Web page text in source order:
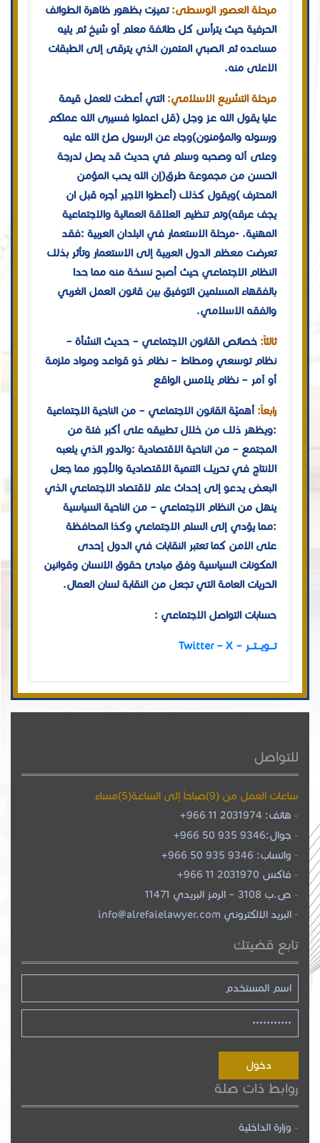
مرحلة العصور الوسطى: تميزت بظهور ظاهرة الطوائف
الحرفية حيث يترأس كل طائفة معلم أو شيخ ثم يليه
مساعده ثم الصبي المتمرن الذي يترقى إلى الطبقات
الاعلى منه.
مرحلة التشريع الاسلامي: التي أعطت للعمل قيمة
عليا يقول الله عز وجل (قل اعملوا فسيرى الله عملكم
ورسوله والمؤمنون)وجاء عن الرسول صلّ الله عليه
وعلى آله وصحبه وسلم في حديث قد يصل لدرجة
الحسن من مجموعة طرق(إن الله يحب المؤمن
المحترف )ويقول كذلك (أعطوا الاجير أجره قبل ان
يجف عرقه)وتم تنظيم العلاقة العمالية والاجتماعية
المهنية. -مرحلة الاستعمار في البلدان العربية :فقد
تعرضت معظم الدول العربية إلى الاستعمار وتأثر بذلك
النظام الاجتماعي حيث أصبح نسخة منه مما حدا
بالفقهاء المسلمين التوفيق بين قانون العمل الغربي
والفقه الاسلامي.
ثالثاً: خصائص القانون الاجتماعي – حديث النشأة –
نظام توسعي ومطاط – نظام ذو قواعد ومواد ملزمة
أو آمر – نظام يلامس الواقع
رابعاً: أهميّة القانون الاجتماعي – من الناحية الاجتماعية
:ويظهر ذلك من خلال تطبيقه على أكبر فئة من
المجتمع – من الناحية الاقتصادية :والدور الذي يلعبه
الانتاج في تحريك التنمية الاقتصادية والأجور مما جعل
البعض يدعو إلى إحداث علم لاقتصاد الاجتماعي الذي
ينهل من النظام الاجتماعي – من الناحية السياسية
:مما يؤدي إلى السلم الاجتماعي وكذا المحافظة
على الامن كما تعتبر النقابات في الدول إحدى
المكونات السياسية وفق مبادئ حقوق الانسان وقوانين
الحريات العامة التي تجعل من النقابة لسان العمال.
حسابات التواصل الإجتماعي :
تـــويـــتـــر – Twitter – X
للتواصل
ساعات العمل من (9)صباحاً إلى الساعة(5)مساءً
هاتف: 2031974 11 966+
جوال:+966 50 935 9346
واتساب: +966 50 935 9346
فاكس 2031970 11 966+
ص.ب 3108 – الرمز البريدي 11471
البريد الالكتروني info@alrefaielawyer.com
تابع قضيتك
روابط ذات صلة
وزارة الداخلية